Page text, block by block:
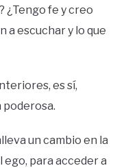
¿Tengo fe y creo
a escuchar y lo que
es sí,
poderosa.
un cambio en la
ego, para acceder a